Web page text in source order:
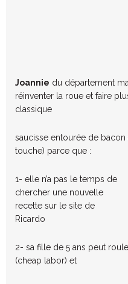
Joannie du département
réinventer la roue et faire
classique
saucisse entourée de bacon
touche) parce que :
1- elle n’a pas le temps de
chercher une nouvelle
recette sur le site de
Ricardo
2- sa fille de 5 ans peut
(cheap labor) et